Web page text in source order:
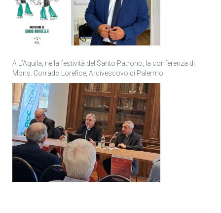
A L’Aquila, nella festività del Santo Patrono, la conferenza di
Mons. Corrado Lorefice, Arcivescovo di Palermo